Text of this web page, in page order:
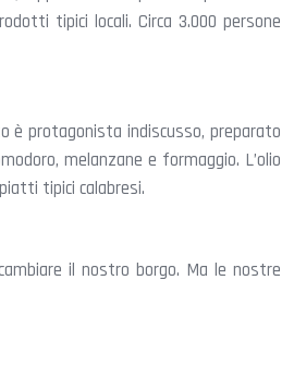
tipici locali. Circa 3.000 persone
è protagonista indiscusso, preparato
melanzane e formaggio. L’olio
tipici calabresi.
il nostro borgo. Ma le nostre